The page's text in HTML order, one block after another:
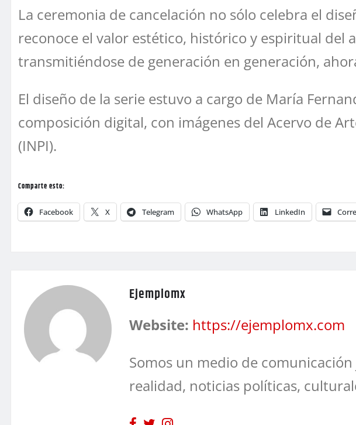
La ceremonia de cancelación no sólo celebra el
reconoce el valor estético, histórico y espiritual
transmitiéndose de generación en generación,
El diseño de la serie estuvo a cargo de María
composición digital, con imágenes del Acervo de
(INPI).
Comparte esto:
Facebook X Telegram WhatsApp LinkedIn
Ejemplomx
Website: https://ejemplomx.com
Somos un medio de
realidad, noticias políticas,